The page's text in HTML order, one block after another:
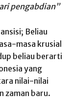
pengabdian”
Beliau
masa krusial
beliau berarti
yang
nilai-nilai
zaman baru.